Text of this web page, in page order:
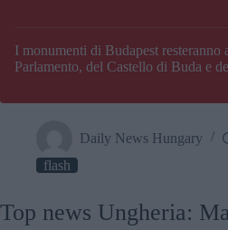
I monumenti di Budapest resteranno
Parlamento, del Castello di Buda e
Daily News Hungary
flash
Top news Ungheria: